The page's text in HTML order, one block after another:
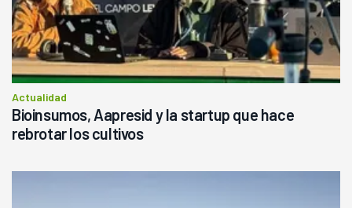
Actualidad
Bioinsumos, Aapresid y la startup que hace
rebrotar los cultivos